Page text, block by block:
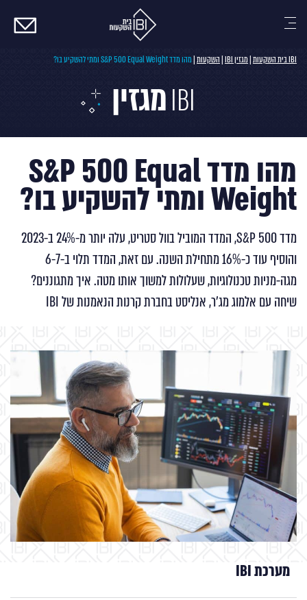
צרו
IBI בית השקעות |מגזין IBI |השקעות|מהו מדד S&P 500 Equal Weight ומתי להשקיע בו?
IBIמגזין
מהו מדד S&P 500 Equal
Weight ומתי להשקיע בו?
מדד S&P 500, המדד המוביל בוול סטריט, עלה יותר מ-24% ב-2023
והוסיף עוד כ-16% מתחילת השנה. עם זאת, המדד תלוי ב-6-7
מגה-מניות טכנולוגיות, שעלולות למשוך אותו מטה. איך מתגוננים?
שיחה עם אלמוג מג'ר, אנליסט בחברת קרנות הנאמנות של IBI
מערכת IBI